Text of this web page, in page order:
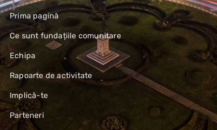
Prima pagină
Ce sunt fundațiile comunitare
Echipa
Rapoarte de activitate
Implică-te
Parteneri